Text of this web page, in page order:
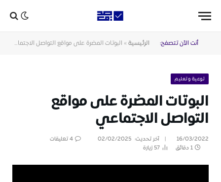
أنت الآن تتصفح: الرئيسية » البوتات المضرة على مواقع التواصل الاجتماعي
توعية وتعليم
البوتات المضرة على مواقع
التواصل الاجتماعي
16/03/2022 آخر تحديث: 02/02/2025
4 تعليقات
1 دقائق
57زيارة